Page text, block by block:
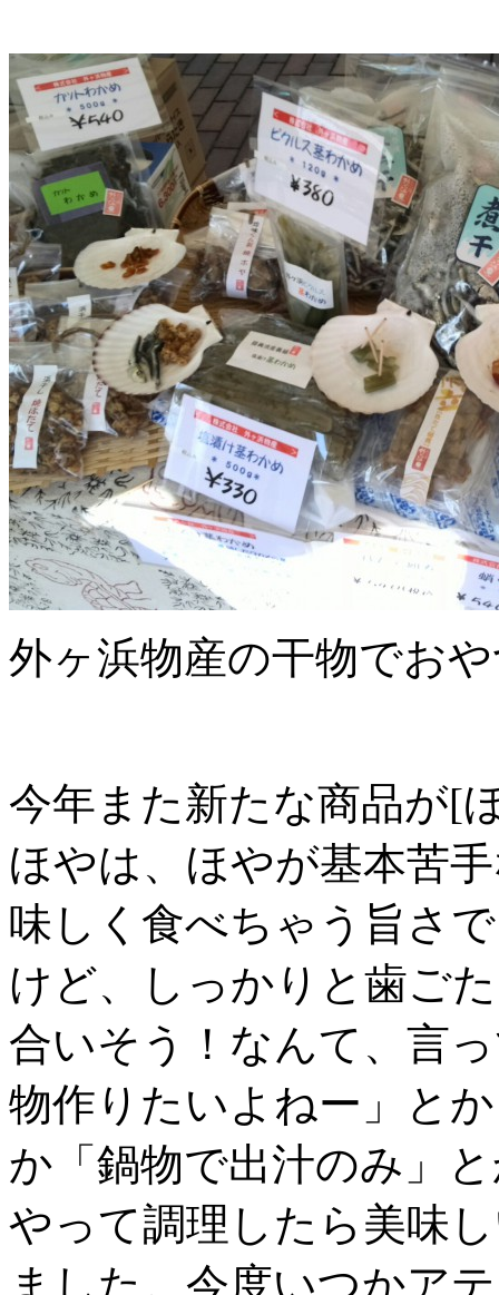
外ヶ浜物産の干物でお
今年また新たな商品が[
ほやは、ほやが基本苦
味しく食べちゃう旨さ
けど、しっかりと歯ご
合いそう！なんて、言
物作りたいよねー」と
か「鍋物で出汁のみ」
やって調理したら美味
ました。今度いつかア